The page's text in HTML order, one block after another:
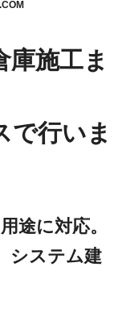
庫施工ま
で行いま
途に対応。
システム建